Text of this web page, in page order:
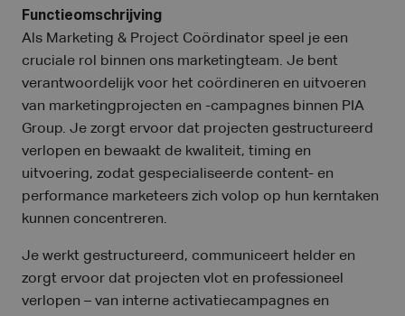
Functieomschrijving
Als Marketing & Project Coördinator speel je een
cruciale rol binnen ons marketingteam. Je bent
verantwoordelijk voor het coördineren en uitvoeren
van marketingprojecten en -campagnes binnen PIA
Group. Je zorgt ervoor dat projecten gestructureerd
verlopen en bewaakt de kwaliteit, timing en
uitvoering, zodat gespecialiseerde content- en
performance marketeers zich volop op hun kerntaken
kunnen concentreren.
Je werkt gestructureerd, communiceert helder en
zorgt ervoor dat projecten vlot en professioneel
verlopen – van interne activatiecampagnes en